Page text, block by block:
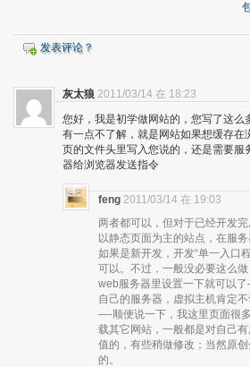
发表评论？
灰太狼 2011/03/14 在 18:23
您好，我是初学做网站的，您写了这么
有一点不了解，就是网站如果想缓存在
页的文件头里写入您说的，还是需要服
器给浏览器发送指令
feng 2011/03/14 在 19:03
两者都可以，但对于已经开发
以静态页面为主的站点，在服务
如果是新开发，开发“单一入口
可以。不过，一般没必要这么
web服务器里设置一下就可以
自己的服务器，虚拟主机肯定不
—-顺便说一下，我这里页面很
载其它网站，一般都是对自己
值的，有些稍做修改；当然原
的。